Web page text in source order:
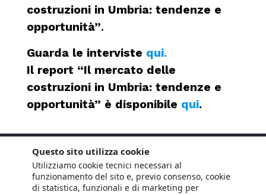
costruzioni in Umbria: tendenze e
opportunità”.
Guarda le interviste qui.
Il report “Il mercato delle
costruzioni in Umbria: tendenze e
opportunità” è disponibile qui.
Questo sito utilizza cookie
Utilizziamo cookie tecnici necessari al
funzionamento del sito e, previo consenso, cookie
di statistica, funzionali e di marketing per